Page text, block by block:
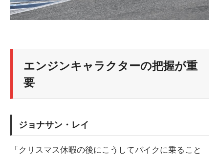
エンジンキャラクターの把握が重
要
ジョナサン・レイ
「クリスマス休暇の後にこうしてバイクに乗ること